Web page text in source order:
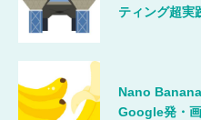
ティング超実
Nano
Google発・